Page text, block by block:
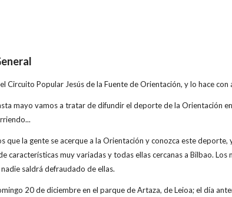
Circuito Popular Jesús de la Fuente de Orientación, y lo hace
mayo vamos a tratar de difundir el deporte de la Orientación
que la gente se acerque a la Orientación y conozca este
características muy variadas y todas ellas cercanas a Bilbao.
saldrá defraudado de ellas.
20 de diciembre en el parque de Artaza, de Leioa; el día